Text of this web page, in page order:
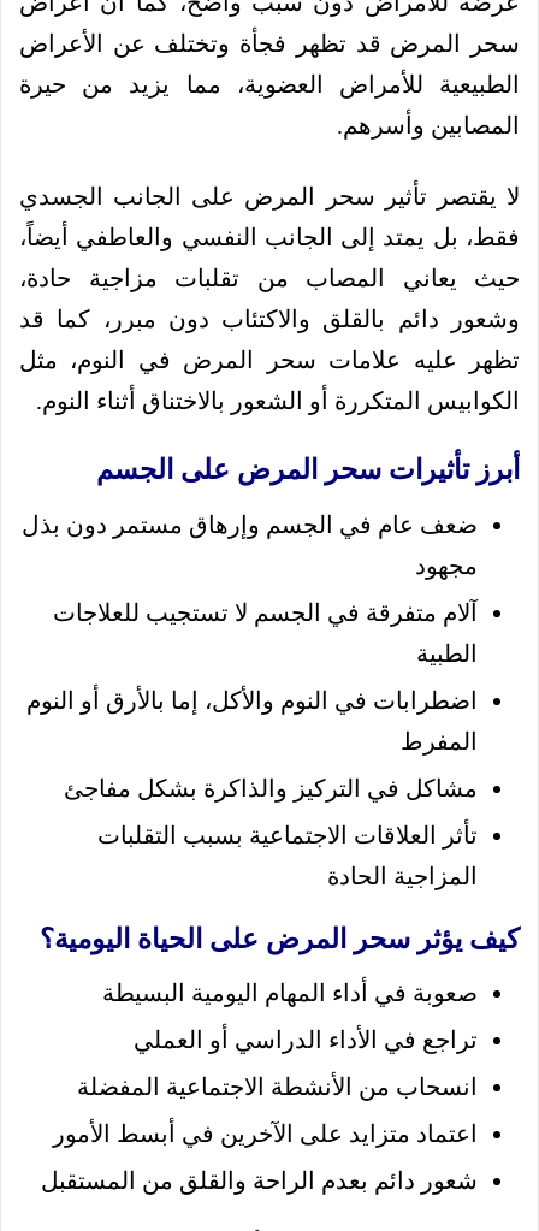
سحر المرض قد تظهر فجأة وتختلف عن الأعراض
الطبيعية للأمراض العضوية، مما يزيد من حيرة
المصابين وأسرهم.
لا يقتصر تأثير سحر المرض على الجانب الجسدي
فقط، بل يمتد إلى الجانب النفسي والعاطفي أيضاً،
حيث يعاني المصاب من تقلبات مزاجية حادة،
وشعور دائم بالقلق والاكتئاب دون مبرر، كما قد
تظهر عليه علامات سحر المرض في النوم، مثل
الكوابيس المتكررة أو الشعور بالاختناق أثناء النوم.
أبرز تأثيرات سحر المرض على الجسم
ضعف عام في الجسم وإرهاق مستمر دون بذل
مجهود
آلام متفرقة في الجسم لا تستجيب للعلاجات
الطبية
اضطرابات في النوم والأكل، إما بالأرق أو النوم
المفرط
مشاكل في التركيز والذاكرة بشكل مفاجئ
تأثر العلاقات الاجتماعية بسبب التقلبات
المزاجية الحادة
كيف يؤثر سحر المرض على الحياة اليومية؟
صعوبة في أداء المهام اليومية البسيطة
تراجع في الأداء الدراسي أو العملي
انسحاب من الأنشطة الاجتماعية المفضلة
اعتماد متزايد على الآخرين في أبسط الأمور
شعور دائم بعدم الراحة والقلق من المستقبل